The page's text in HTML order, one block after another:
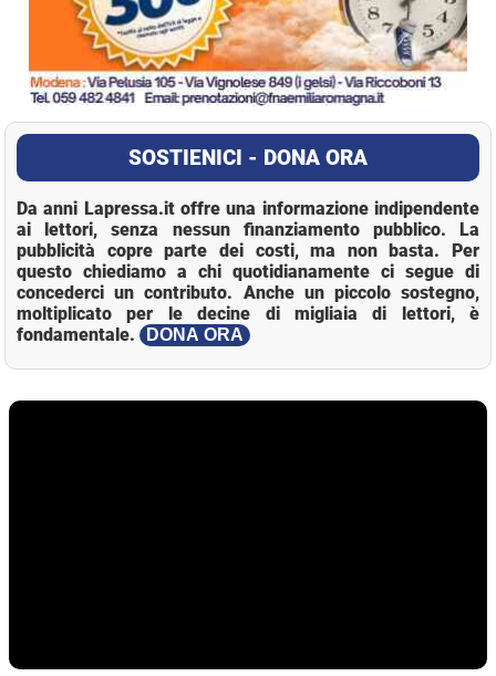
SOSTIENICI - DONA ORA
Da anni Lapressa.it offre una informazione indipendente
ai lettori, senza nessun finanziamento pubblico. La
pubblicità copre parte dei costi, ma non basta. Per
questo chiediamo a chi quotidianamente ci segue di
concederci un contributo. Anche un piccolo sostegno,
moltiplicato per le decine di migliaia di lettori, è
fondamentale.
DONA ORA